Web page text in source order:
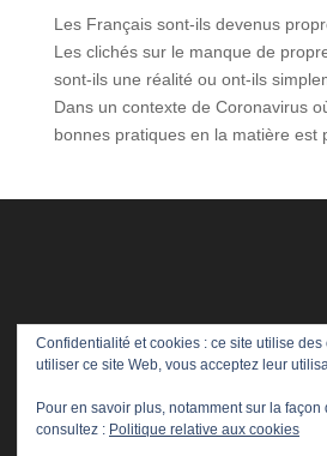
Les Français sont-ils devenus
Les clichés sur le manque de
sont-ils une réalité ou ont-ils
Dans un contexte de Coronavirus
bonnes pratiques en la matière est
Confidentialité et cookies : ce site utilise
utiliser ce site Web, vous acceptez leur
Pour en savoir plus, notamment sur la
consultez : Politique relative aux cookies